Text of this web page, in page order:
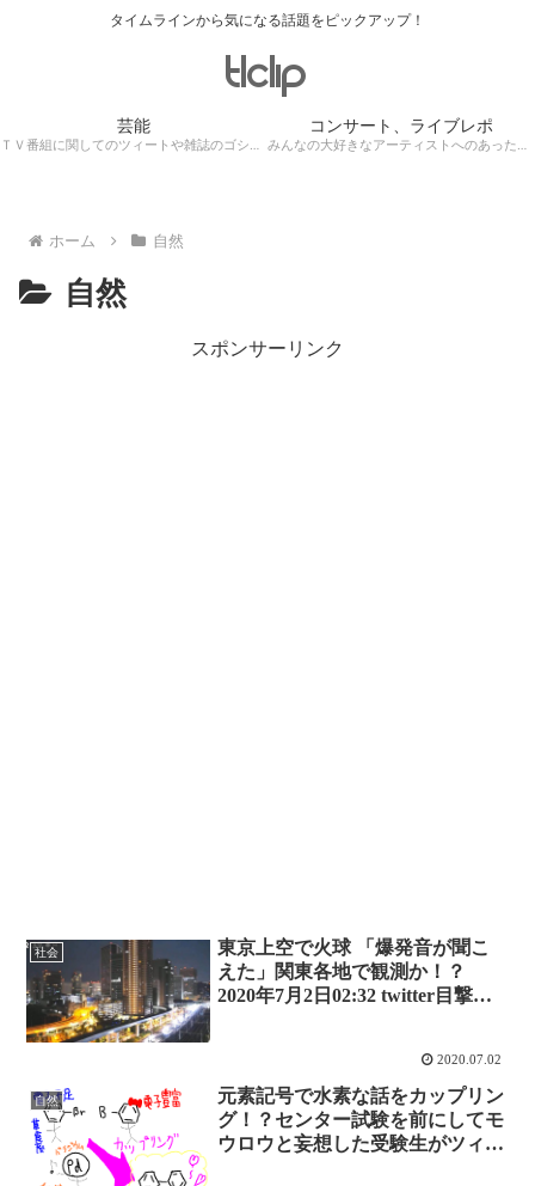
タイムラインから気になる話題をピックアップ！
芸能
ＴＶ番組に関してのツィートや雑誌のゴシップ記事、芸能人目撃情報・ロケ現場遭遇・・・
コンサート、ライブレポ
みんなの大好きなアーティストへのあったかぁ～い思いをツイッターレポートに保存！
ホーム 自然
自然
スポンサーリンク
社会
東京上空で火球 「爆発音が聞こ
えた」関東各地で観測か！？
2020年7月2日02:32 twitter目撃情
2020.07.02
自然
元素記号で水素な話をカップリン
グ！？センター試験を前にしてモ
ウロウと妄想した受験生がツィー